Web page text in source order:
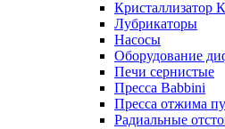
Кристаллизатор
Лубрикаторы
Насосы
Оборудование
Печи сернистые
Пресса Babbini
Пресса отжима
Радиальные